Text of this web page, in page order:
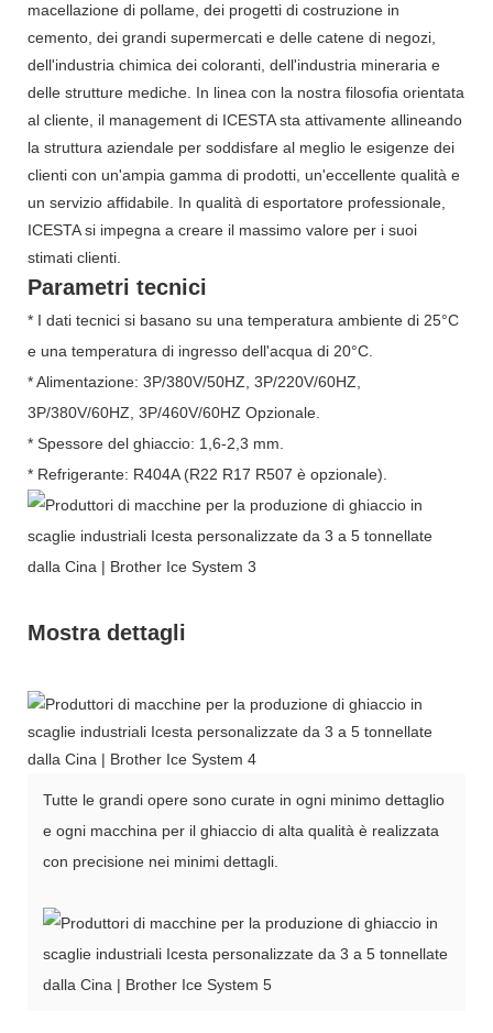
macellazione di pollame, dei progetti di costruzione in
cemento, dei grandi supermercati e delle catene di negozi,
dell'industria chimica dei coloranti, dell'industria mineraria e
delle strutture mediche. In linea con la nostra filosofia orientata
al cliente, il management di ICESTA sta attivamente allineando
la struttura aziendale per soddisfare al meglio le esigenze dei
clienti con un'ampia gamma di prodotti, un'eccellente qualità e
un servizio affidabile. In qualità di esportatore professionale,
ICESTA si impegna a creare il massimo valore per i suoi
stimati clienti.
Parametri tecnici
* I dati tecnici si basano su una temperatura ambiente di 25°C
e una temperatura di ingresso dell'acqua di 20°C.
* Alimentazione: 3P/380V/50HZ, 3P/220V/60HZ,
3P/380V/60HZ, 3P/460V/60HZ Opzionale.
* Spessore del ghiaccio: 1,6-2,3 mm.
* Refrigerante: R404A (R22 R17 R507 è opzionale).
Mostra dettagli
Tutte le grandi opere sono curate in ogni minimo dettaglio
e ogni macchina per il ghiaccio di alta qualità è realizzata
con precisione nei minimi dettagli.